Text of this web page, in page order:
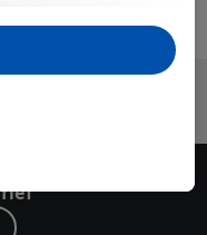
en
van
de Lidl-diensten.
winkel ook voor de
het personaliseren
Plus-account